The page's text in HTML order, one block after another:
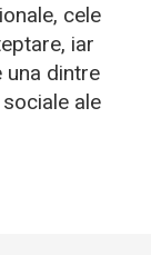
cele
iar
una dintre
ale